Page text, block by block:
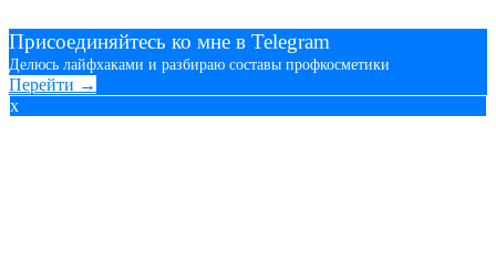
Присоединяйтесь ко мне в Telegram
Делюсь лайфхаками и разбираю составы профкосметики
Перейти →
x